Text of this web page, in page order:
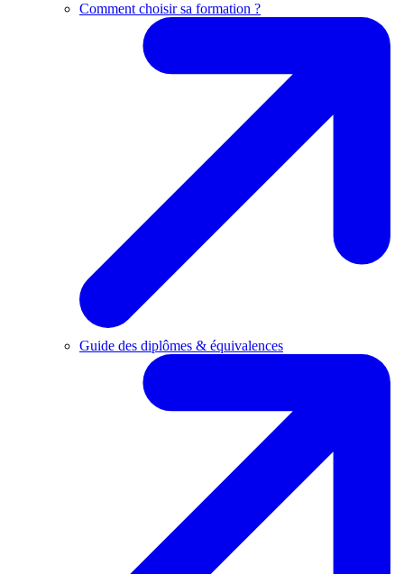
Comment choisir sa formation ?
Guide des diplômes & équivalences